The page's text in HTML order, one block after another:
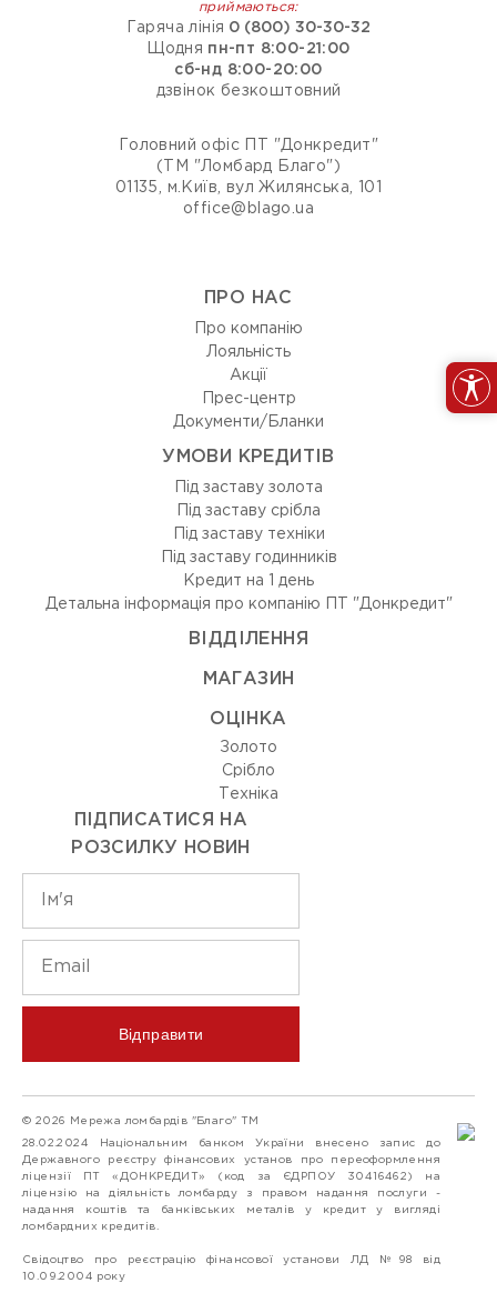
приймаються:
Гаряча лінія 0 (800) 30-30-32
Щодня пн-пт 8:00-21:00
сб-нд 8:00-20:00
дзвінок безкоштовний
Головний офіс ПТ "Донкредит"
(ТМ "Ломбард Благо")
01135, м.Київ, вул Жилянська, 101
office@blago.ua
ПРО НАС
Про компанію
Лояльність
Акції
Прес-центр
Документи/Бланки
УМОВИ КРЕДИТІВ
Під заставу золота
Під заставу срібла
Під заставу техніки
Під заставу годинників
Кредит на 1 день
Детальна інформація про компанію ПТ "Донкредит"
ВIДДIЛЕННЯ
МАГАЗИН
ОЦIНКА
Золото
Срiбло
Технiка
ПІДПИСАТИСЯ НА
РОЗСИЛКУ НОВИН
Відправити
© 2026 Мережа ломбардів "Благо" ТМ
28.02.2024 Національним банком України внесено запис до
Державного реєстру фінансових установ про переоформлення
ліцензії ПТ «ДОНКРЕДИТ» (код за ЄДРПОУ 30416462) на
ліцензію на діяльність ломбарду з правом надання послуги -
надання коштів та банківських металів у кредит у вигляді
ломбардних кредитів.
Свідоцтво про реєстрацію фінансової установи ЛД №98 від
10.09.2004 року